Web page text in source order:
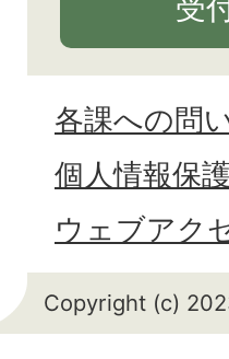
各課への問
個人情報保
ウェブアク
Copyright (c)